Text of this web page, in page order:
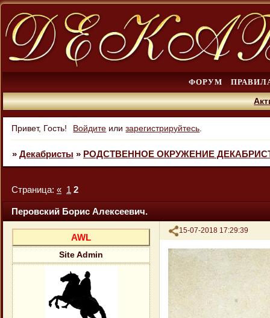
ФОРУМ
Привет, Гость! Войдите илизарегистрируйтесь
» Декабристы » РОДСТВЕННОЕ ОКРУЖЕНИЕ
Перовский Борис Алексеевич.
Страница: « 1 2
Поделиться
15-07-2018 17:29:39
AWL
Site Admin